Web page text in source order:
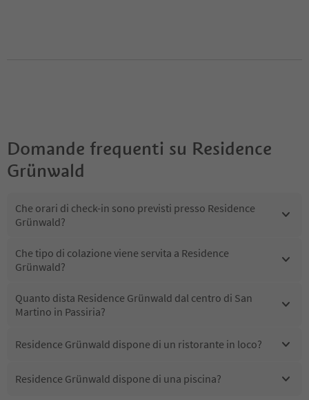
Domande frequenti su Residence
Grünwald
Che orari di check-in sono previsti presso Residence
Grünwald?
Che tipo di colazione viene servita a Residence
Grünwald?
Quanto dista Residence Grünwald dal centro di San
Martino in Passiria?
Residence Grünwald dispone di un ristorante in loco?
Residence Grünwald dispone di una piscina?